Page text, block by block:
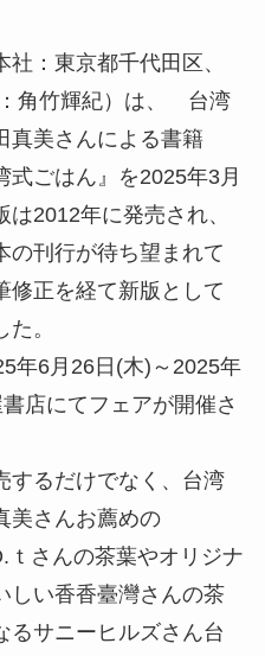
：東京都千代田区、
角竹輝紀）は、 台湾
真美さんによる書籍
ごはん』を2025年3月
2012年に発売され、
の刊行が待ち望まれて
修正を経て新版として
。
年6月26日(木)～2025年
店にてフェアが開催さ
するだけでなく、台湾
美さんお薦めの
さんの茶葉やオリジナ
しい香香臺灣さんの茶
るサニーヒルズさん台